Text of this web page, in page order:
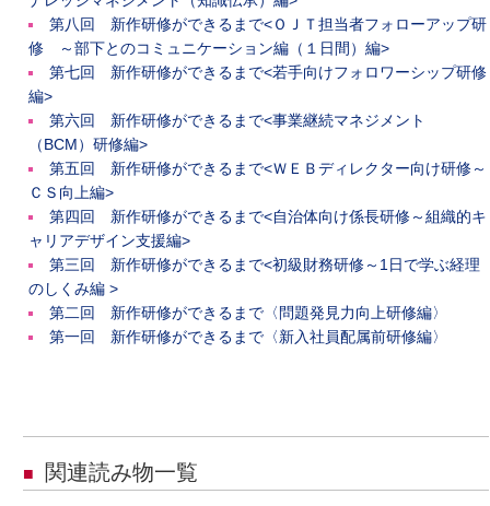
第八回 新作研修ができるまで<ＯＪＴ担当者フォローアップ研
修 ～部下とのコミュニケーション編（１日間）編>
第七回 新作研修ができるまで<若手向けフォロワーシップ研修
編>
第六回 新作研修ができるまで<事業継続マネジメント
（BCM）研修編>
第五回 新作研修ができるまで<ＷＥＢディレクター向け研修～
ＣＳ向上編>
第四回 新作研修ができるまで<自治体向け係長研修～組織的キ
ャリアデザイン支援編>
第三回 新作研修ができるまで<初級財務研修～1日で学ぶ経理
のしくみ編 >
第二回 新作研修ができるまで〈問題発見力向上研修編〉
第一回 新作研修ができるまで〈新入社員配属前研修編〉
■ 関連読み物一覧